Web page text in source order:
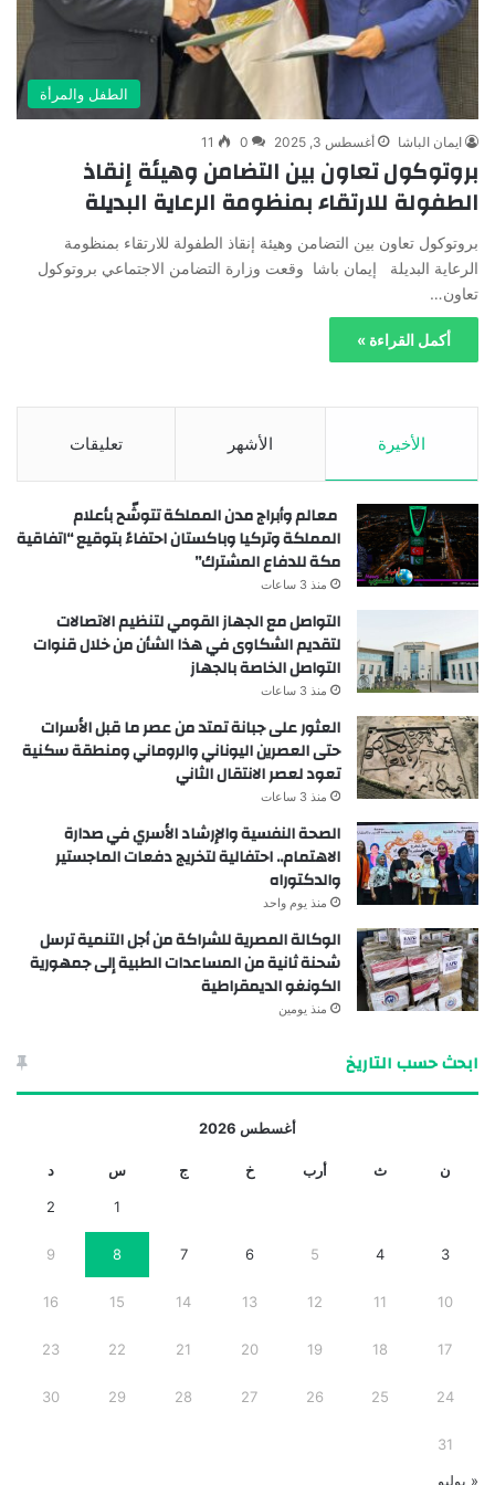
الطفل والمرأة
ايمان الباشا أغسطس 3, 2025 0
11
بروتوكول تعاون بين التضامن وهيئة إنقاذ
الطفولة للارتقاء بمنظومة الرعاية البديلة
بروتوكول تعاون بين التضامن وهيئة إنقاذ الطفولة للارتقاء بمنظومة
الرعاية البديلة إيمان باشا وقعت وزارة التضامن الاجتماعي بروتوكول
تعاون…
أكمل القراءة »
الأخيرة الأشهر تعليقات
معالم وأبراج مدن المملكة تتوشّح بأعلام
المملكة وتركيا وباكستان احتفاءً بتوقيع “اتفاقية
مكة للدفاع المشترك”
منذ 3 ساعات
التواصل مع الجهاز القومي لتنظيم الاتصالات
لتقديم الشكاوى في هذا الشأن من خلال قنوات
التواصل الخاصة بالجهاز
منذ 3 ساعات
العثور على جبانة تمتد من عصر ما قبل الأسرات
حتى العصرين اليوناني والروماني ومنطقة سكنية
تعود لعصر الانتقال الثاني
منذ 3 ساعات
الصحة النفسية والإرشاد الأسري في صدارة
الاهتمام.. احتفالية لتخريج دفعات الماجستير
والدكتوراه
منذ يوم واحد
الوكالة المصرية للشراكة من أجل التنمية ترسل
شحنة ثانية من المساعدات الطبية إلى جمهورية
الكونغو الديمقراطية
منذ يومين
ابحث حسب التاريخ
أغسطس 2026
ن ث أرب خ ج س د
1
2
3
4
5
6
7
8
9
10
11
12
13
14
15
16
17
18
19
20
21
22
23
24
25
26
27
28
29
30
31
« يوليو